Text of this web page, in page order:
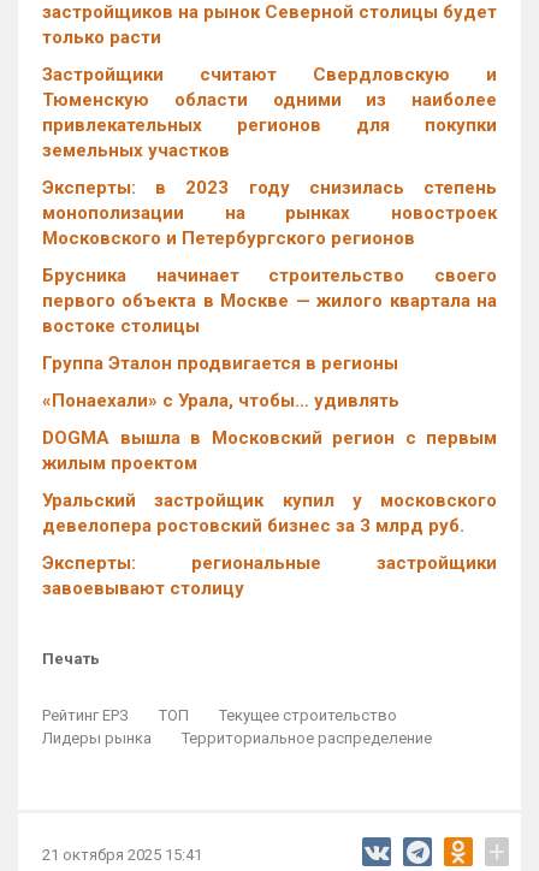
застройщиков на рынок Северной столицы будет
только расти
Застройщики считают Свердловскую и
Тюменскую области одними из наиболее
привлекательных регионов для покупки
земельных участков
Эксперты: в 2023 году снизилась степень
монополизации на рынках новостроек
Московского и Петербургского регионов
Брусника начинает строительство своего
первого объекта в Москве — жилого квартала на
востоке столицы
Группа Эталон продвигается в регионы
«Понаехали» с Урала, чтобы… удивлять
DOGMA вышла в Московский регион с первым
жилым проектом
Уральский застройщик купил у московского
девелопера ростовский бизнес за 3 млрд руб.
Эксперты: региональные застройщики
завоевывают столицу
Печать
Рейтинг ЕРЗ ТОП
Текущее строительство
Лидеры рынка
Территориальное распределение
21 октября 2025 15:41 +